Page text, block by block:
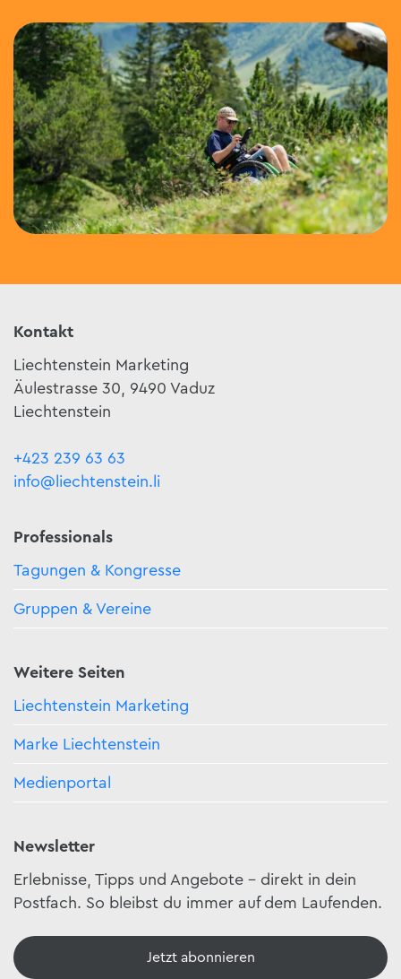
Kontakt
Liechtenstein Marketing
Äulestrasse 30, 9490 Vaduz
Liechtenstein
+423 239 63 63
info@liechtenstein.li
Professionals
Tagungen & Kongresse
Gruppen & Vereine
Weitere Seiten
Liechtenstein Marketing
Marke Liechtenstein
Medienportal
Newsletter
Erlebnisse, Tipps und Angebote – direkt in dein
Postfach. So bleibst du immer auf dem Laufenden.
Jetzt abonnieren